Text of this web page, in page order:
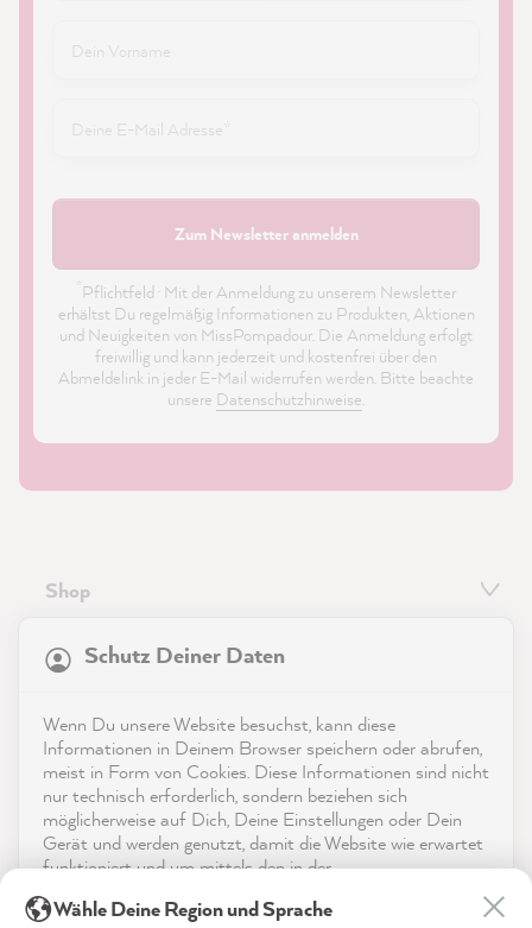
Zum Newsletter anmelden
Pflichtfeld · Mit der Anmeldung zu unserem Newsletter
erhältst Du regelmäßig Informationen zu Produkten, Aktionen
und Neuigkeiten von MissPompadour. Die Anmeldung erfolgt
freiwillig und kann jederzeit und kostenfrei über den
Abmeldelink in jeder E-Mail widerrufen werden. Bitte beachte
unsere Datenschutzhinweise.
Shop
Service
Kontakt
App herunterladen
Auszeichnungen
Schutz Deiner Daten
Wenn Du unsere Website besuchst, kann diese
Informationen in Deinem Browser speichern oder abrufen,
meist in Form von Cookies. Diese Informationen sind nicht
nur technisch erforderlich, sondern beziehen sich
möglicherweise auf Dich, Deine Einstellungen oder Dein
Gerät und werden genutzt, damit die Website wie erwartet
funktioniert und um mittels den in der
der Webseite für deren Optimierung zu analysieren sowie
reviews-io
Verifizierter Kunde
Wähle Deine Region und Sprache